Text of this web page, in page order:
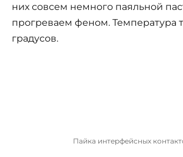
них совсем немного паяльной
прогреваем феном. Температура
градусов.
Пайка интерфейсных